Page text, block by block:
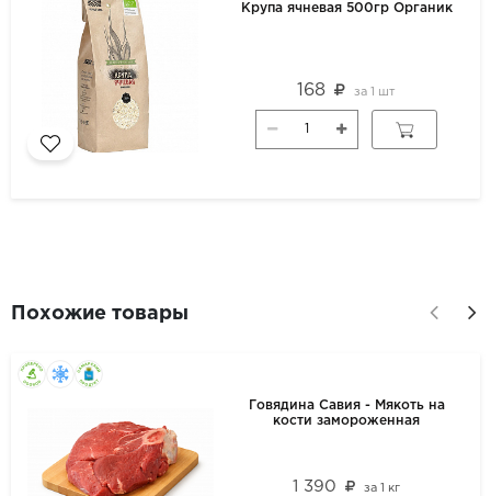
Крупа ячневая 500гр Органик
168 за 1 шт
Похожие товары
Говядина Савия - Мякоть на
кости замороженная
1 390 за1 кг